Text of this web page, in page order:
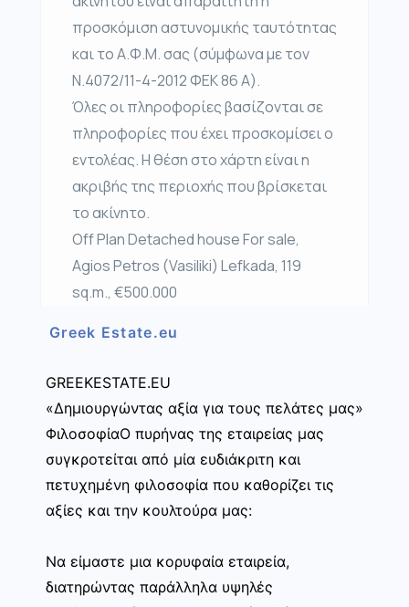
προσκόμιση αστυνομικής ταυτότητας
και το Α.Φ.Μ. σας (σύμφωνα με τον
Ν.4072/11-4-2012 ΦΕΚ 86 Α).
Όλες οι πληροφορίες βασίζονται σε
πληροφορίες που έχει προσκομίσει ο
εντολέας. Η θέση στο χάρτη είναι η
ακριβής της περιοχής που βρίσκεται
το ακίνητο.
Off Plan Detached house For sale,
Agios Petros (Vasiliki) Lefkada, 119
sq.m., €500.000
Greek Estate.eu
GREEKESTATE.EU
«Δημιουργώντας αξία για τους πελάτες μας»
ΦιλοσοφίαΟ πυρήνας της εταιρείας μας
συγκροτείται από μία ευδιάκριτη και
πετυχημένη φιλοσοφία που καθορίζει τις
αξίες και την κουλτούρα μας:
Να είμαστε μια κορυφαία εταιρεία,
διατηρώντας παράλληλα υψηλές